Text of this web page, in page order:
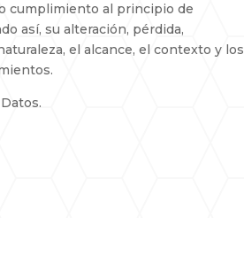
cumplimiento al principio de
así, su alteración, pérdida,
el alcance, el contexto y los